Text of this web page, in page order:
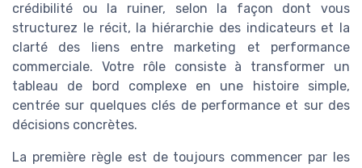
crédibilité ou la ruiner, selon la façon dont vous
structurez le récit, la hiérarchie des indicateurs et la
clarté des liens entre marketing et performance
commerciale. Votre rôle consiste à transformer un
tableau de bord complexe en une histoire simple,
centrée sur quelques clés de performance et sur des
décisions concrètes.
La première règle est de toujours commencer par les